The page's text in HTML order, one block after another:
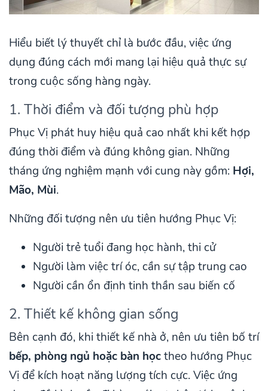
Hiểu biết lý thuyết chỉ là bước đầu, việc ứng
dụng đúng cách mới mang lại hiệu quả thực sự
trong cuộc sống hàng ngày.
1. Thời điểm và đối tượng phù hợp
Phục Vị phát huy hiệu quả cao nhất khi kết hợp
đúng thời điểm và đúng không gian. Những
tháng ứng nghiệm mạnh với cung này gồm: Hợi,
Mão, Mùi.
Những đối tượng nên ưu tiên hướng Phục Vị:
Người trẻ tuổi đang học hành, thi cử
Người làm việc trí óc, cần sự tập trung cao
Người cần ổn định tinh thần sau biến cố
2. Thiết kế không gian sống
Bên cạnh đó, khi thiết kế nhà ở, nên ưu tiên bố trí
bếp, phòng ngủ hoặc bàn họctheo hướng Phục
Vị để kích hoạt năng lượng tích cực. Việc ứng